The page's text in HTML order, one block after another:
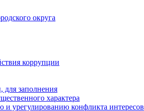
округа
коррупции
для заполнения
характера
урегулированию конфликта интересов